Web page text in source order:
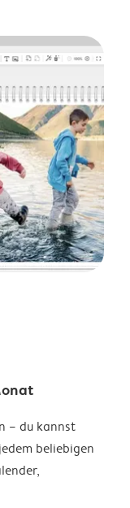
– du kannst
beliebigen